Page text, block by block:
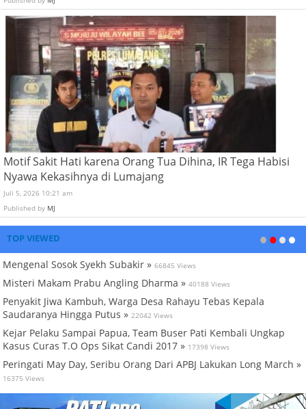
Motif Sakit Hati karena Orang Tua Dihina, IR Tega Habisi
Nyawa Kekasihnya di Lumajang
Juli 5, 2026 10:21 am
Published by MJ
TOP VIEWED
Mengenal Sosok Syekh Subakir » 66845 Views
Misteri Makam Prabu Angling Dharma » 40188 Views
Penyakit Jiwa Kambuh, Warga Desa Rahayu Tebas Kepala
Saudaranya Hingga Putus » 22042 Views
Kejar Pelaku Sampai Papua, Team Buser Pati Kembali Ungkap
Kasus Curas T.O Ops Sikat Candi 2017 » 17398 Views
Peringati May Day, Seribu Orang Dari APBJ Lakukan Long March »
16375 Views